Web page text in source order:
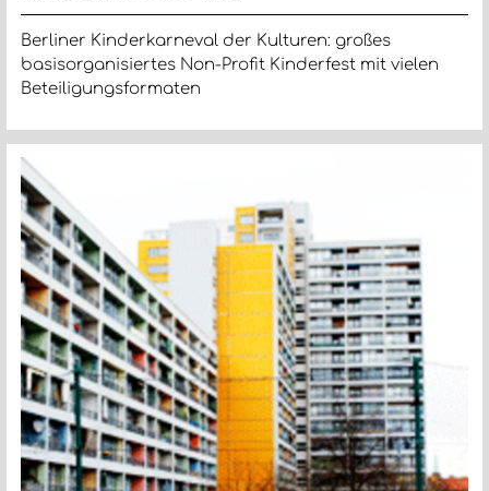
Berliner Kinderkarneval der Kulturen: großes
basisorganisiertes Non-Profit Kinderfest mit vielen
Beteiligungsformaten